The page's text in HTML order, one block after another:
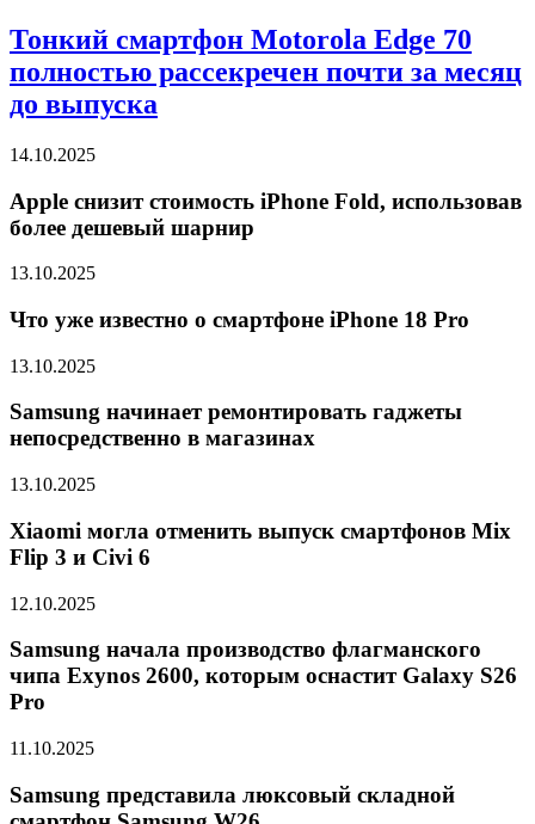
Тонкий смартфон Motorola Edge 70
полностью рассекречен почти за месяц
до выпуска
14.10.2025
Apple снизит стоимость iPhone Fold, использовав
более дешевый шарнир
13.10.2025
Что уже известно о смартфоне iPhone 18 Pro
13.10.2025
Samsung начинает ремонтировать гаджеты
непосредственно в магазинах
13.10.2025
Xiaomi могла отменить выпуск смартфонов Mix
Flip 3 и Civi 6
12.10.2025
Samsung начала производство флагманского
чипа Exynos 2600, которым оснастит Galaxy S26
Pro
11.10.2025
Samsung представила люксовый складной